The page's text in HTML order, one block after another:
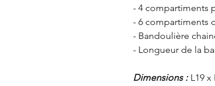
- 4 compartiments
- 6 compartiments
- Bandoulière
- Longueur de la
Dimensions : L19 x